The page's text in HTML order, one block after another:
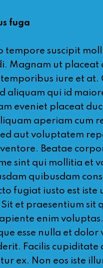
fuga
suscipit
Magnam ut
iure et at.
aliquam qui id
eveniet placeat
aperiam cum
aut voluptatem
Beatae
sint qui mollitia et
quibusdam
fugiat iusto est
et praesentium sit
enim
esse nulla et
Facilis cupiditate
ex. Non eos iste